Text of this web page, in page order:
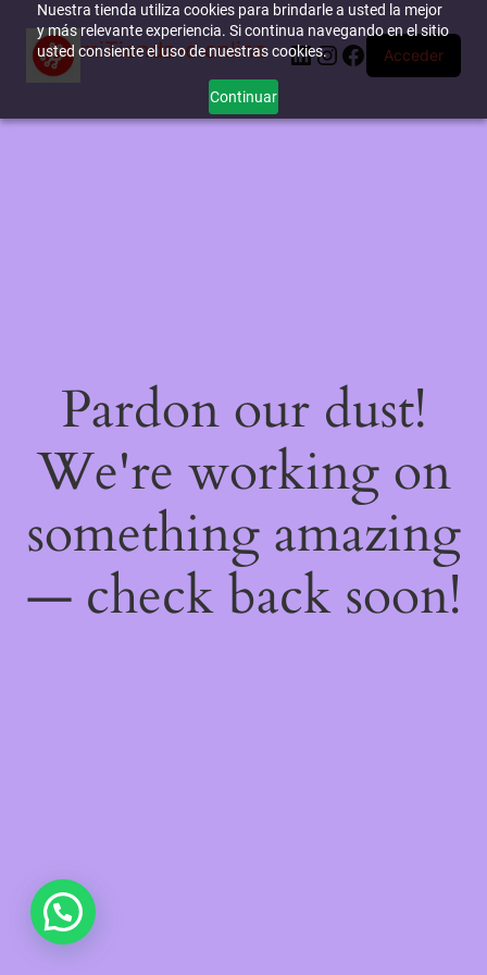
Nuestra tienda utiliza cookies para brindarle a usted la mejor
y más relevante experiencia. Si continua navegando en el sitio
usted consiente el uso de nuestras cookies.
Continuar
miTienda-e.online LinkedIn
Instagram
Facebook
Acceder
Pardon our dust!
We're working on
something amazing
— check back soon!